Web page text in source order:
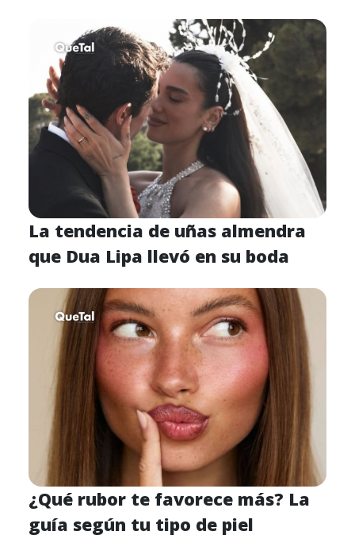
La tendencia de uñas almendra
que Dua Lipa llevó en su boda
¿Qué rubor te favorece más? La
guía según tu tipo de piel